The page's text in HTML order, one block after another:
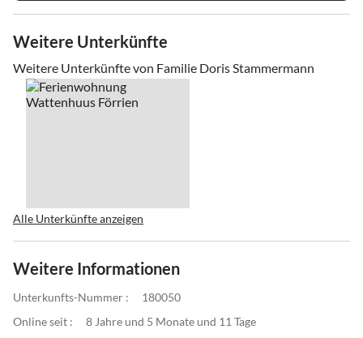
Weitere Unterkünfte
Weitere Unterkünfte von Familie Doris Stammermann
Alle Unterkünfte anzeigen
Weitere Informationen
Unterkunfts-Nummer :
180050
Online seit :
8 Jahre und 5 Monate und 11 Tage